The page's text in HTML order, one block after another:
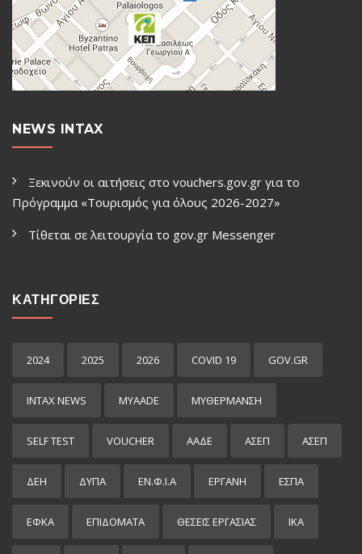
NEWS INTAX
Ξεκινούν οι αιτήσεις στο vouchers.gov.gr για το
Πρόγραμμα «Τουρισμός για όλους 2026-2027»
Τίθεται σε λειτουργία το gov.gr Μessenger
ΚΑΤΗΓΟΡΙΕΣ
2024 2025 2026 COVID 19 GOV.GR
INTAX NEWS MYAADE MYΘΈΡΜΑΝΣΗ
SELF TEST VOUCHER ΑΑΔΕ ΑΣΕΠ ΑΣΕΠ
ΔΕΗ ΔΥΠΑ ΕΝ.Φ.Ι.Α ΕΡΓΑΝΗ ΕΣΠΑ
ΕΦΚΑ ΕΠΙΔΌΜΑΤΑ ΘΕΣΕΙΣ ΕΡΓΑΣΙΑΣ ΙΚΑ